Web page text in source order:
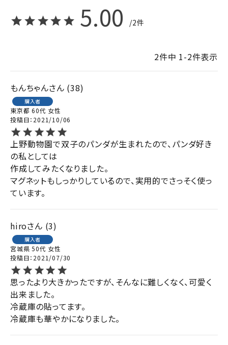
5.00 2
2件中 1-2件表示
もんちゃん 38
購入者
東京都 60代 女性
投稿日 2021/10/06
上野動物園で双子のパンダが生まれたので、パンダ好き
の私としては
作成してみたくなりました。
マグネットもしっかりしているので、実用的でさっそく使っ
ています。
hiro 3
購入者
宮城県 50代 女性
投稿日 2021/07/30
思ったより大きかったですが、そんなに難しくなく、可愛く
出来ました。
冷蔵庫の貼ってます。
冷蔵庫も華やかになりました。